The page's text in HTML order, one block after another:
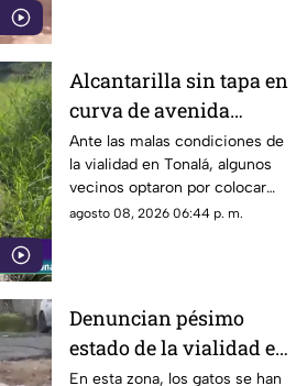
Alcantarilla sin tapa en
curva de avenida
Patria
Ante las malas condiciones de
la vialidad en Tonalá, algunos
vecinos optaron por colocar
una llanta como señalamiento
agosto 08, 2026 06:44 p. m.
Denuncian pésimo
estado de la vialidad en
Privada Pedrera y
En esta zona, los gatos se han